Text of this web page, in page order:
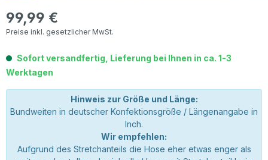
Regulärer Preis:
99,99 €
Preise inkl. gesetzlicher MwSt.
Sofort versandfertig, Lieferung bei Ihnen in ca. 1-3
Werktagen
Hinweis zur Größe und Länge:
Bundweiten in deutscher Konfektionsgröße / Längenangabe in
Inch.
Wir empfehlen:
Aufgrund des Stretchanteils die Hose eher etwas enger als